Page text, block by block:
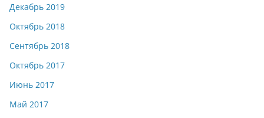
Декабрь 2019
Октябрь 2018
Сентябрь 2018
Октябрь 2017
Июнь 2017
Май 2017